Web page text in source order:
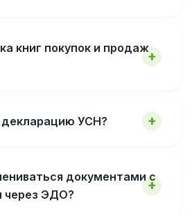
книг покупок и продаж
декларацию УСН?
документами с
через ЭДО?